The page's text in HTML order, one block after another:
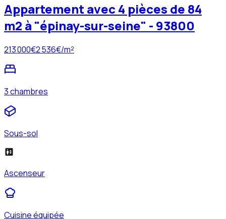
Appartement avec 4 pièces de 84
m2 à "épinay-sur-seine" - 93800
213 000€2 536€/m²
3 chambres
Sous-sol
Ascenseur
Cuisine équipée